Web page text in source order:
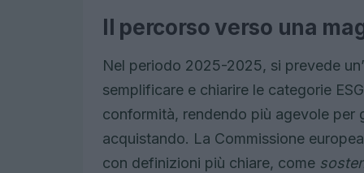
Il percorso verso una
Nel periodo 2025-2025, si prevede
semplificare e chiarire le categorie
conformità, rendendo più agevole per
acquistando. La Commissione
con definizioni più chiare, come